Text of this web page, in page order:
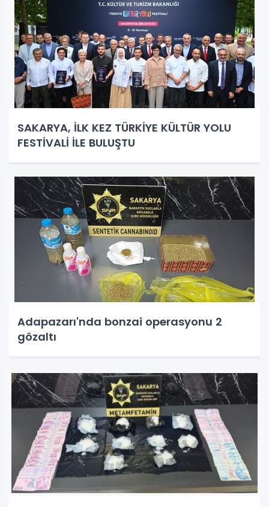
SAKARYA, İLK KEZ TÜRKİYE KÜLTÜR YOLU
FESTİVALİ İLE BULUŞTU
Adapazarı'nda bonzai operasyonu 2
gözaltı